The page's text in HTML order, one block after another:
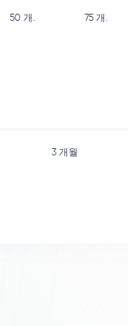
50 개. 75 개.
3 개월